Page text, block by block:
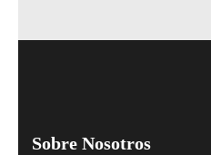
Sobre Nosotros